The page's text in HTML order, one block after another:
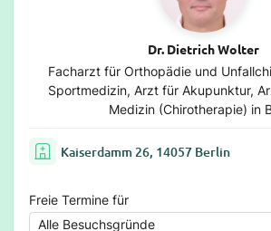
Dr. Dietrich Wolter
Facharzt für Orthopädie und
Sportmedizin, Arzt für Akupunktur,
Medizin (Chirotherapie) in
Kaiserdamm 26, 14057 Berlin
Freie Termine für